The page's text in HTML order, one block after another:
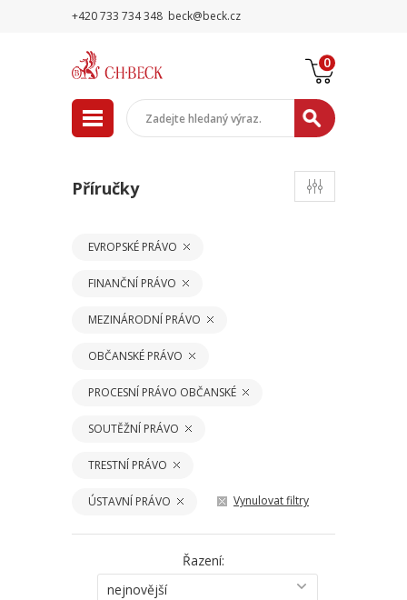
+420 733 734 348 beck@beck.cz
0
Příručky
EVROPSKÉ PRÁVO
FINANČNÍ PRÁVO
MEZINÁRODNÍ PRÁVO
OBČANSKÉ PRÁVO
PROCESNÍ PRÁVO OBČANSKÉ
SOUTĚŽNÍ PRÁVO
TRESTNÍ PRÁVO
ÚSTAVNÍ PRÁVO Vynulovat filtry
Řazení:
nejnovější